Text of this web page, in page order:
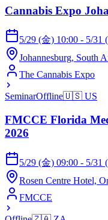
Cannabis Expo
5/29 (金) 10:00 - 5/
Johannesburg, South
The Cannabis Expo
SeminarOffline🇺🇸 US
FMCCE Florida
2026
5/29 (金) 09:00 - 5/
Rosen Centre Hotel,
FMCCE